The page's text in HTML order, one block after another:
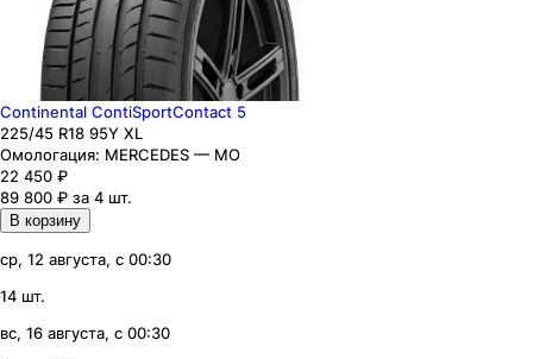
Continental ContiSportContact 5
225/45 R18 95Y XL
Омологация: MERCEDES — MO
22 450 ₽
89 800 ₽ за 4 шт.
В корзину
ср, 12 августа, с 00:30
14 шт.
вс, 16 августа, с 00:30